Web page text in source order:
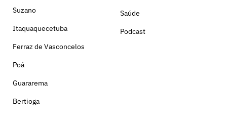
Suzano
Itaquaquecetuba
Ferraz de Vasconcelos
Poá
Guararema
Bertioga
Saúde
Podcast